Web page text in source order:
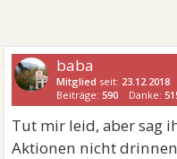
baba
Mitglied seit: 23.12.2018
Beiträge:590 Danke:
Tut mir leid, aber sag
Aktionen nicht